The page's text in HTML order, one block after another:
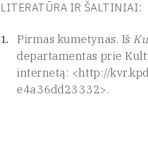
LITERATŪRA IR ŠALTINIAI:
Pirmas kumetynas. Iš
departamentas prie
internetą: <http://
e4a36dd23332>.